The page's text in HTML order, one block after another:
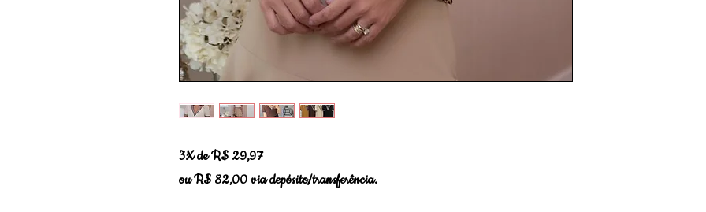
3X de R$ 29,97
ou R$ 82,00 via depósito/transferência.